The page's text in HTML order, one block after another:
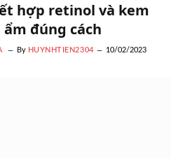
hợp retinol và kem
đúng cách
By HUYNHTIEN2304 10/02/2023